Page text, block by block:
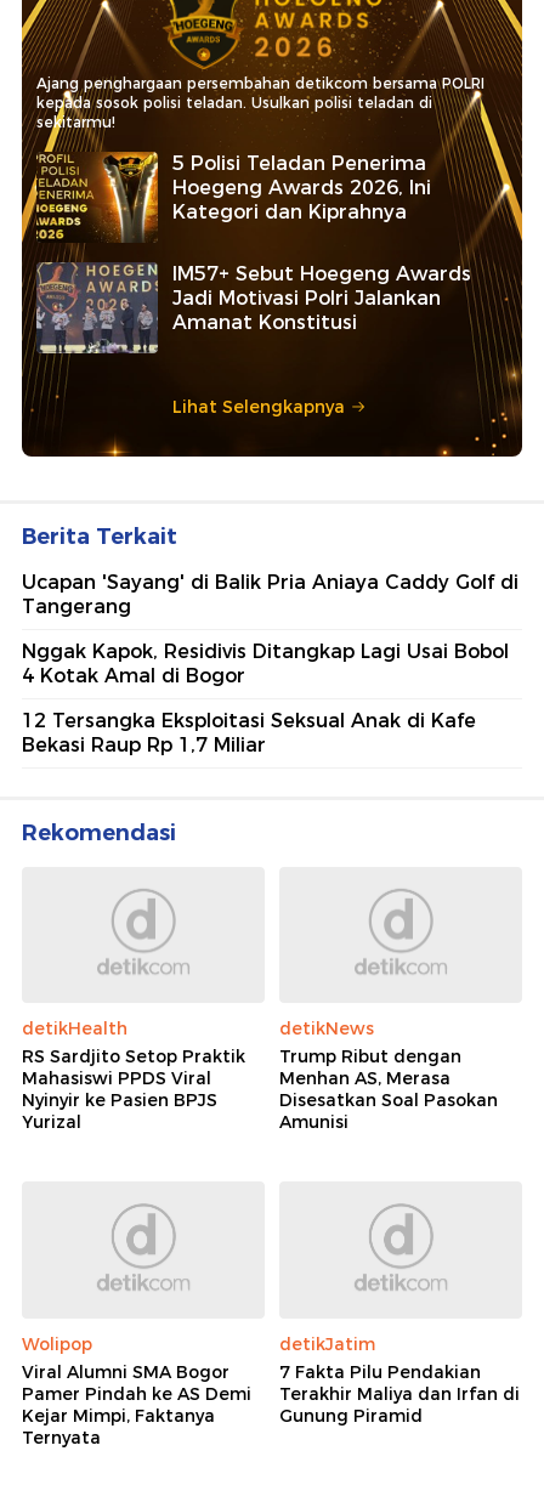
Ajang penghargaan persembahan detikcom bersama POLRI
kepada sosok polisi teladan. Usulkan polisi teladan di
sekitarmu!
5 Polisi Teladan Penerima
Hoegeng Awards 2026, Ini
Kategori dan Kiprahnya
IM57+ Sebut Hoegeng Awards
Jadi Motivasi Polri Jalankan
Amanat Konstitusi
Lihat Selengkapnya
Berita Terkait
Ucapan 'Sayang' di Balik Pria Aniaya Caddy Golf di
Tangerang
Nggak Kapok, Residivis Ditangkap Lagi Usai Bobol
4 Kotak Amal di Bogor
12 Tersangka Eksploitasi Seksual Anak di Kafe
Bekasi Raup Rp 1,7 Miliar
Rekomendasi
detikHealth
RS Sardjito Setop Praktik
Mahasiswi PPDS Viral
Nyinyir ke Pasien BPJS
Yurizal
detikNews
Trump Ribut dengan
Menhan AS, Merasa
Disesatkan Soal Pasokan
Amunisi
Wolipop
Viral Alumni SMA Bogor
Pamer Pindah ke AS Demi
Kejar Mimpi, Faktanya
Ternyata
detikJatim
7 Fakta Pilu Pendakian
Terakhir Maliya dan Irfan di
Gunung Piramid